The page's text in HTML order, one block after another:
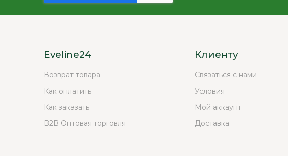
Eveline24
Возврат товара
Как оплатить
Как заказать
B2B Оптовая торговля
Клиенту
Связаться с нами
Условия
Мой аккаунт
Доставка